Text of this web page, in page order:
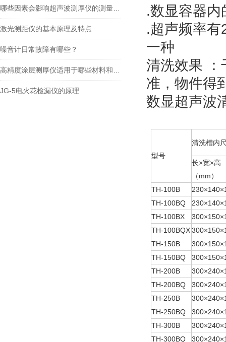
激光测距仪的基本原理及特点
噪音计日常故障有哪些？
JG-5电火花检漏仪的原理
.数显容器内
.超声频率
一种
清洗效果 ：
准，物件得
数显超声波
型号
清洗槽内
长×宽×高
（mm）
TH-100B
TH-100BQ
TH-100BX
TH-100BQX
TH-150B
TH-150BQ
TH-200B
TH-200BQ
TH-250B
TH-250BQ
TH-300B
TH-300BQ